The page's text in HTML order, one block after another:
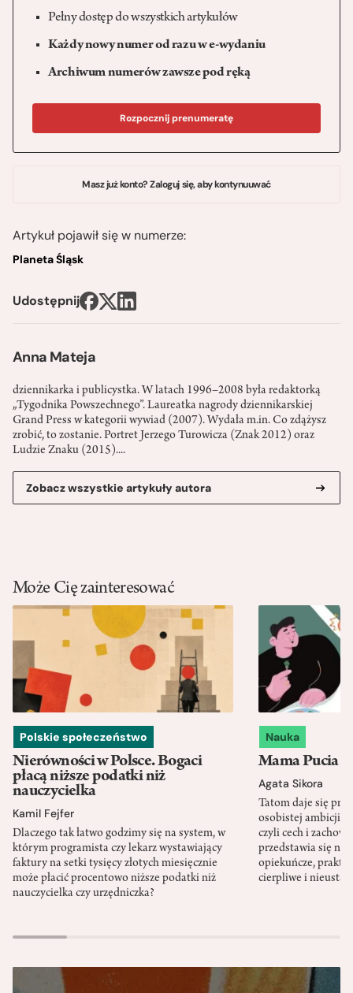
Anna Mateja
dziennikarka i publicystka. W latach 1996–2008 była redaktorką
„Tygodnika Powszechnego”. Laureatka nagrody dziennikarskiej
Grand Press w kategorii wywiad (2007). Wydała m.in. Co zdążysz
zrobić, to zostanie. Portret Jerzego Turowicza (Znak 2012) oraz
Ludzie Znaku (2015)....
Zobacz wszystkie artykuły autora
Pełny dostęp do wszystkich artykułów
Każdy nowy numer od razu w e-wydaniu
Archiwum numerów zawsze pod ręką
Rozpocznij prenumeratę
Masz już konto? Zaloguj się, aby kontynuuwać
Artykuł pojawił się w numerze:
Planeta Śląsk
Udostępnij
Może Cię zainteresować
Polskie społeczeństwo
Nierówności w Polsce. Bogaci
płacą niższe podatki niż
nauczycielka
Kamil Fejfer
Dlaczego tak łatwo godzimy się na system, w
którym programista czy lekarz wystawiający
faktury na setki tysięcy złotych miesięcznie
może płacić procentowo niższe podatki niż
nauczycielka czy urzędniczka?
Nauka
Mama Pucia
Agata Sikora
Tatom daje się
osobistej ambicji,
czyli cech i
przedstawia się
opiekuńcze,
cierpliwe i